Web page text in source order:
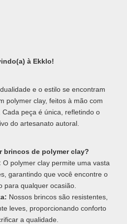
à Ekklo!
e o estilo se encontram
polymer clay, feitos à mão com
peça é única, refletindo o
do artesanato autoral.
brincos de polymer clay?
O polymer clay permite uma vasta
garantindo que você encontre o
para qualquer ocasião.
Nossos brincos são resistentes,
leves, proporcionando conforto
a qualidade.